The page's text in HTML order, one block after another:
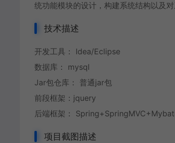
统功能模块的设计，构建系统结构以及对
技术描述
开发工具： Idea/Eclipse
数据库： mysql
Jar包仓库： 普通jar包
前段框架：jquery
后端框架：
项目截图描述